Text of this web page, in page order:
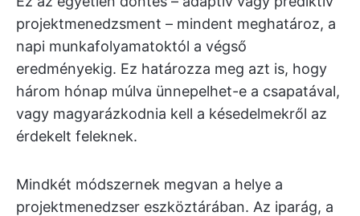
projektmenedzsment – mindent meghatároz, a
napi munkafolyamatoktól a végső
eredményekig. Ez határozza meg azt is, hogy
három hónap múlva ünnepelhet-e a csapatával,
vagy magyarázkodnia kell a késedelmekről az
érdekelt feleknek.
Mindkét módszernek megvan a helye a
projektmenedzser eszköztárában. Az iparág, a